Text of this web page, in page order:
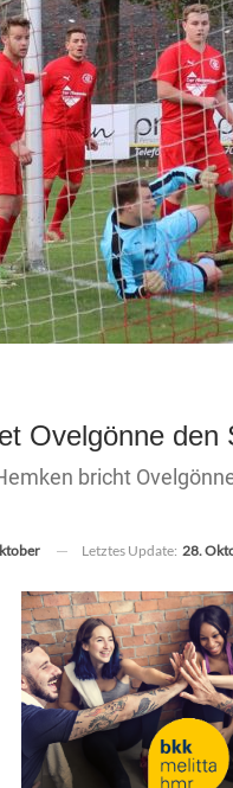
Ovelgönne den
bricht
Letztes Update: 28.